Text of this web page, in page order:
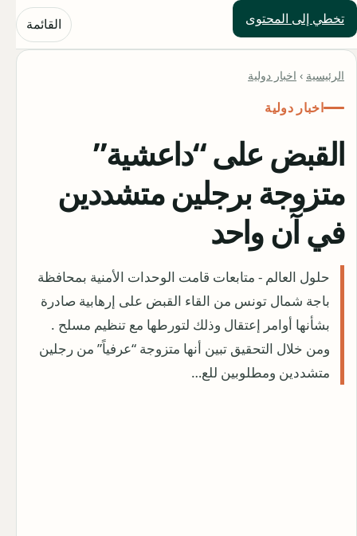
تخطي إلى المحتوى
حلول العالم القائمة
الرئيسية › اخبار دولية
اخبار دولية
القبض على “داعشية”
متزوجة برجلين متشددين
في آن واحد
حلول العالم - متابعات قامت الوحدات الأمنية بمحافظة
باجة شمال تونس من القاء القبض على إرهابية صادرة
بشأنها أوامر إعتقال وذلك لتورطها مع تنظيم مسلح .
ومن خلال التحقيق تبين أنها متزوجة “عرفياً” من رجلين
متشددين ومطلوبين للع…